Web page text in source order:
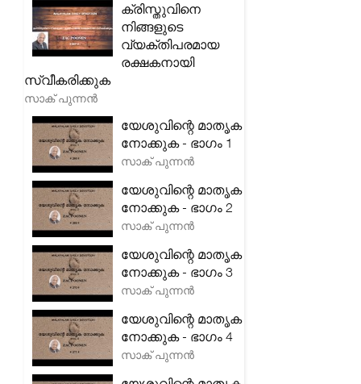
ക്രിസ്തുവിനെ
നിങ്ങളുടെ
വ്യക്തിപരമായ
രക്ഷകനായി
സ്വീകരിക്കുക
സാക് പുന്നൻ
യേശുവിന്റെ മാതൃക
നോക്കുക - ഭാഗം 1
സാക് പുന്നൻ
യേശുവിന്റെ മാതൃക
നോക്കുക - ഭാഗം 2
സാക് പുന്നൻ
യേശുവിന്റെ മാതൃക
നോക്കുക - ഭാഗം 3
സാക് പുന്നൻ
യേശുവിന്റെ മാതൃക
നോക്കുക - ഭാഗം 4
സാക് പുന്നൻ